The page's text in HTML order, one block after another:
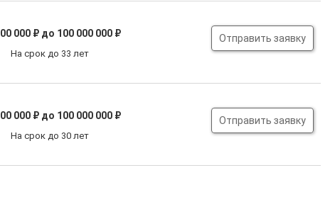
000 ₽ до 100 000 000 ₽
На срок до 33 лет
Отправить заявку
000 ₽ до 100 000 000 ₽
На срок до 30 лет
Отправить заявку